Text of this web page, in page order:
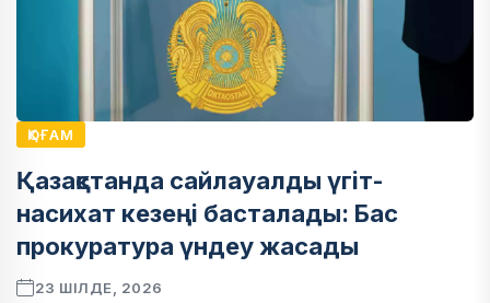
ҚОҒАМ
Қазақстанда сайлауалды үгіт-
насихат кезеңі басталады: Бас
прокуратура үндеу жасады
23 ШІЛДЕ, 2026